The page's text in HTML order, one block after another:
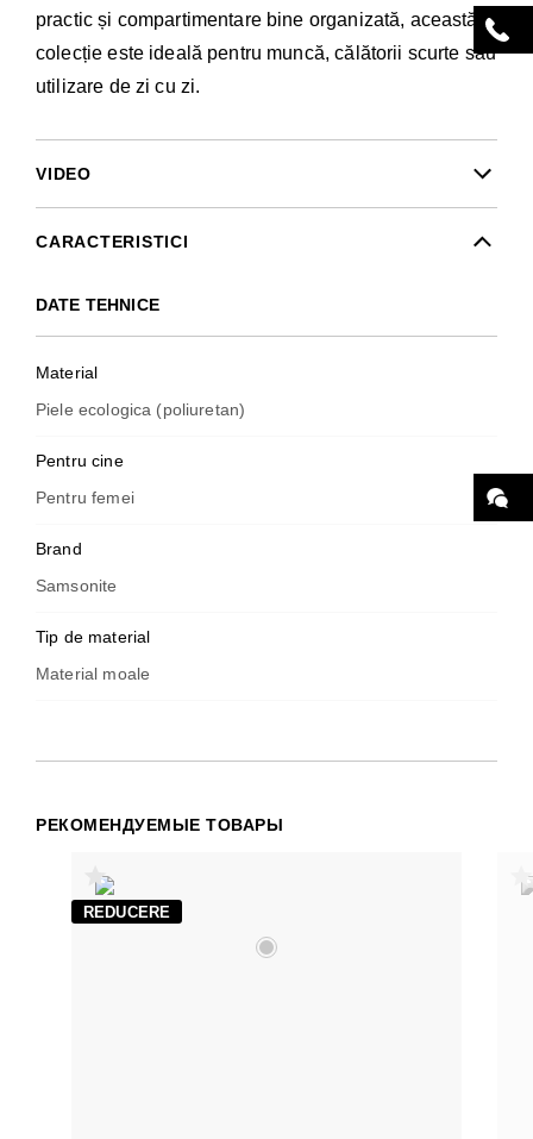
practic și compartimentare bine organizată, această
colecție este ideală pentru muncă, călătorii scurte sau
utilizare de zi cu zi.
VIDEO
CARACTERISTICI
DATE TEHNICE
Material
Piele ecologica (poliuretan)
Pentru cine
Pentru femei
Brand
Samsonite
Tip de material
Material moale
РЕКОМЕНДУЕМЫЕ ТОВАРЫ
REDUCERE